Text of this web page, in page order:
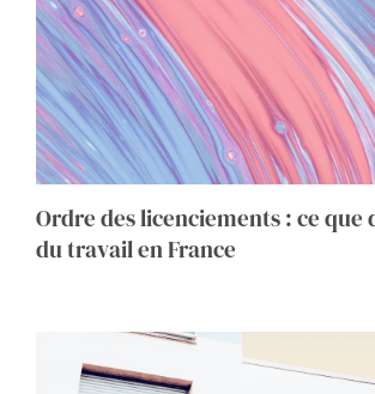
Ordre des licenciements : ce que
du travail en France